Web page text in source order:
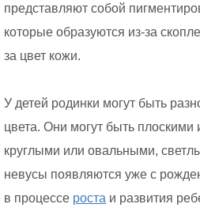
представляют собой
которые образуются из-за
за цвет кожи.
У детей родинки могут быть
цвета. Они могут быть
круглыми или овальными,
невусы появляются уже с
в процессе роста и развития